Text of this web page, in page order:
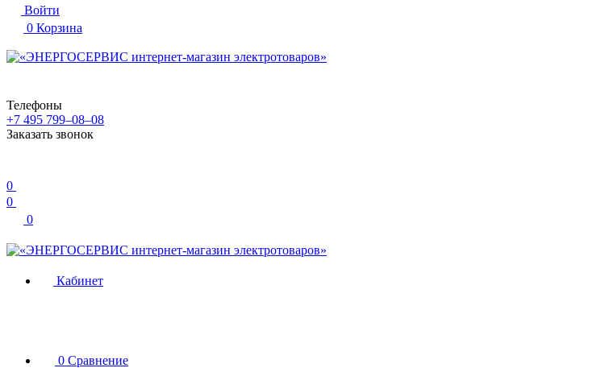
Войти
0 Корзина
Телефоны
+7 495 799–08–08
Заказать звонок
0
0
0
Кабинет
0 Сравнение